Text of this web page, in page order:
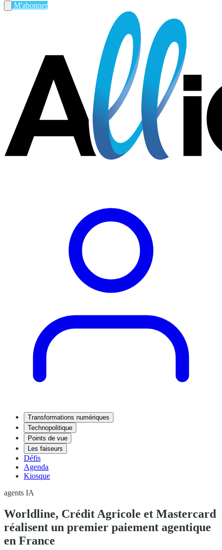
M'abonner
Transformations numériques
Technopolitique
Points de vue
Les faiseurs
Défis
Agenda
Kiosque
agents IA
Worldline, Crédit Agricole et Mastercard
réalisent un premier paiement agentique
en France